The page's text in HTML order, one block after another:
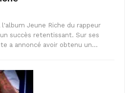
Jeune Riche du rappeur
succès retentissant. Sur ses
a annoncé avoir obtenu un…